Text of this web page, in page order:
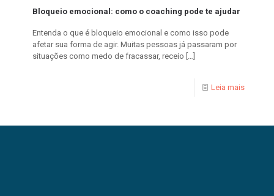
Bloqueio emocional: como o coaching pode te ajudar
Entenda o que é bloqueio emocional e como isso pode
afetar sua forma de agir. Muitas pessoas já passaram por
situações como medo de fracassar, receio
Leia mais